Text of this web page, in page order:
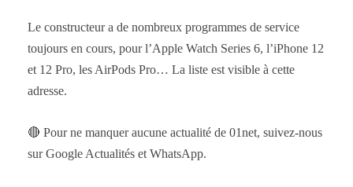
Le constructeur a de nombreux programmes de service
toujours en cours, pour l’Apple Watch Series 6, l’iPhone 12
et 12 Pro, les AirPods Pro… La liste est visible à cette
adresse.
🔴 Pour ne manquer aucune actualité de 01net, suivez-nous
sur Google Actualités et WhatsApp.